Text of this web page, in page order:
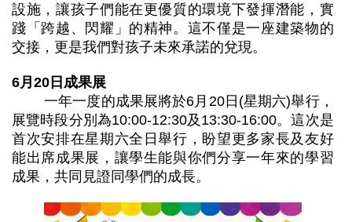
設施，讓孩子們能在更優質的環境下發揮潛能，實
踐「跨越、閃耀」的精神。這不僅是一座建築物的
交接，更是我們對孩子未來承諾的兌現。
6月 20 日成果展
一年一度的成果展將於6月20日(星期六)舉行，
展覽時段分別為10:00-12:30及13:30-16:00。這次是
首次安排在星期六全日舉行，盼望更多家長及友好
能出席成果展，讓學生能與你們分享一年來的學習
成果，共同見證同學們的成長。